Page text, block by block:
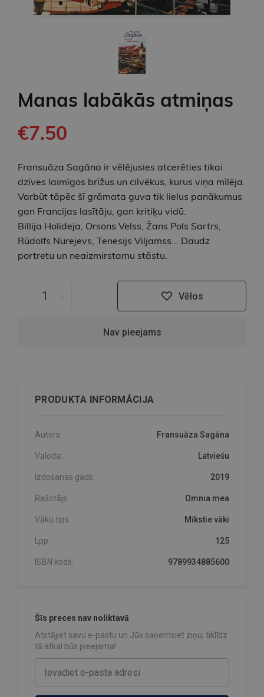
Manas labākās atmiņas
€7.50
Fransuāza Sagāna ir vēlējusies atcerēties tikai
dzīves laimīgos brīžus un cilvēkus, kurus viņa mīlēja.
Varbūt tāpēc šī grāmata guva tik lielus panākumus
gan Francijas lasītāju, gan kritiķu vidū.
Billija Holideja, Orsons Velss, Žans Pols Sartrs,
Rūdolfs Nurejevs, Tenesijs Viljamss... Daudz
portretu un neaizmirstamu stāstu.
Vēlos
Nav pieejams
PRODUKTA INFORMĀCIJA
Autors: Fransuāza Sagāna
Valoda: Latviešu
Izdošanas gads: 2019
Ražotājs: Omnia mea
Vāku tips: Mīkstie vāki
Lpp.: 125
ISBN kods: 9789934885600
Šīs preces nav noliktavā
Atstājiet savu e-pastu un Jūs saņemsiet ziņu, tiklīdz
tā atkal būs pieejama!